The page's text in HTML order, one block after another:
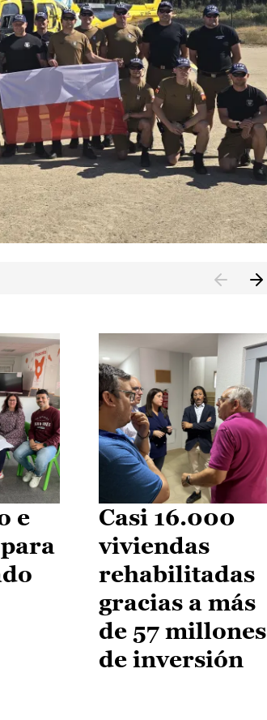
e
Casi 16.000
viviendas
rehabilitadas
gracias a más
de 57 millones
de inversión